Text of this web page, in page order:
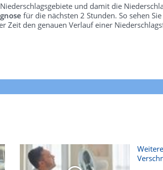
und damit die
für die nächsten 2 Stunden. So sehen
Zeit den genauen Verlauf einer